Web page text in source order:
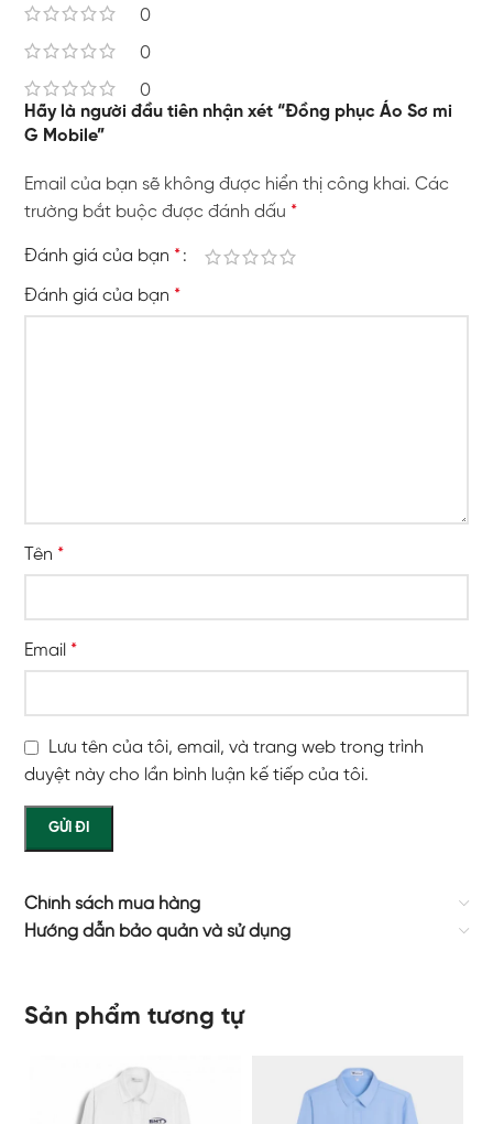
0
0
0
Hãy là người đầu tiên nhận xét “Đồng phục Áo Sơ mi
G Mobile”
Email của bạn sẽ không được hiển thị công khai. Các
trường bắt buộc được đánh dấu *
Đánh giá của bạn *
Đánh giá của bạn *
Tên *
Email *
Lưu tên của tôi, email, và trang web trong trình
duyệt này cho lần bình luận kế tiếp của tôi.
Chính sách mua hàng
Hướng dẫn bảo quản và sử dụng
Sản phẩm tương tự